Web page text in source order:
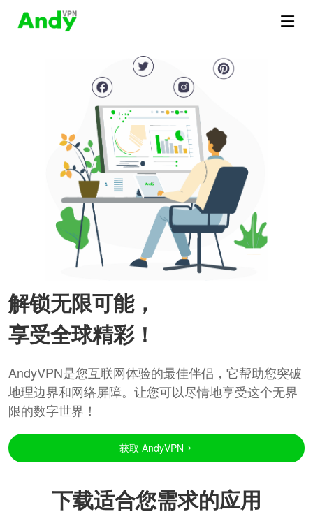
解锁无限可能，
享受全球精彩！
AndyVPN是您互联网体验的最佳伴侣，它帮助您突破
地理边界和网络屏障。让您可以尽情地享受这个无界
限的数字世界！
获取 AndyVPN
下载适合您需求的应用